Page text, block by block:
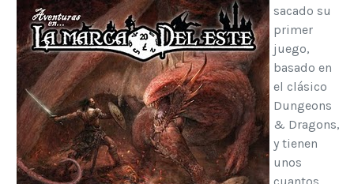
sacado su
primer
juego,
basado en
el clásico
Dungeons
& Dragons,
y tienen
unos